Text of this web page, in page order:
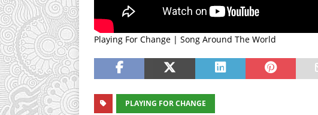
Playing For Change | Song Around The World
PLAYING FOR CHANGE